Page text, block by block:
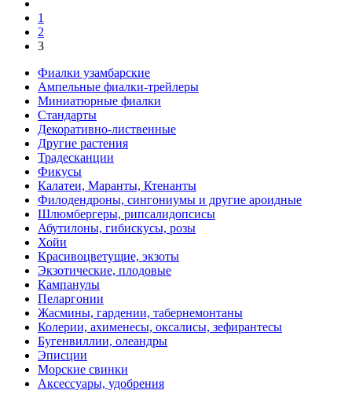
1
2
3
Фиалки узамбарские
Ампельные фиалки-трейлеры
Миниатюрные фиалки
Стандарты
Декоративно-лиственные
Другие растения
Традесканции
Фикусы
Калатеи, Маранты, Ктенанты
Филодендроны, сингониумы и другие ароидные
Шлюмбергеры, рипсалидопсисы
Абутилоны, гибискусы, розы
Хойи
Красивоцветущие, экзоты
Экзотические, плодовые
Кампанулы
Пеларгонии
Жасмины, гардении, табернемонтаны
Колерии, ахименесы, оксалисы, зефирантесы
Бугенвиллии, олеандры
Эписции
Морские свинки
Аксессуары, удобрения